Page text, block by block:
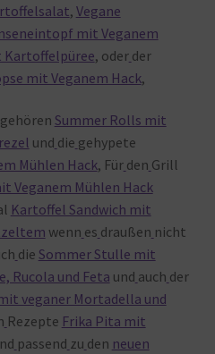
, Vegane
mit Veganem
Kartoffelpüree, oder der
mit Veganem Hack,
gehören Summer Rolls mit
und die gehypete
Mühlen Hack, Für den Grill
Veganem Mühlen Hack
Kartoffel Sandwich mit
wenn es draußen nicht
die Sommer Stulle mit
Rucola und Feta und auch der
veganer Mortadella und
Rezepte Frika Pita mit
passend zu den neuen